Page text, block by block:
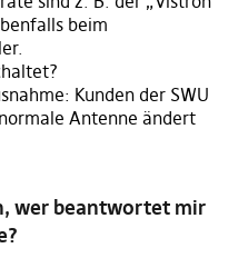
beim
Kunden der SWU
Antenne ändert
wer beantwortet mir